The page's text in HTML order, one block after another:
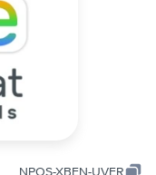
NPOS-XBEN-UVER